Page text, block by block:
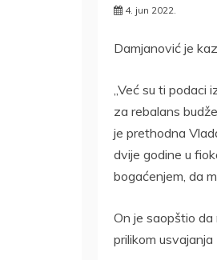
4. jun 2022.
Damjanović je
„Već su ti
za rebalans
je prethodna
dvije godine u
bogaćenjem, da
On je saopštio
prilikom